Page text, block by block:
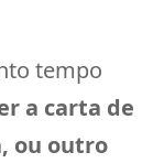
tempo
a carta de
ou outro